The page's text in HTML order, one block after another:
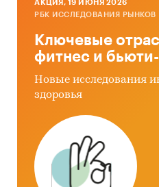
AКЦИЯ, 19 ИЮНЯ 2026
РБК ИССЛЕДОВАНИЯ РЫНКОВ
Ключевые
фитнес и
Новые исследования
здоровья